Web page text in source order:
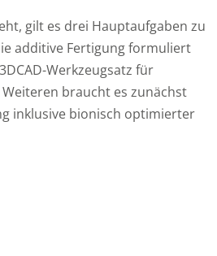
gilt es drei Hauptaufgaben zu
additive Fertigung formuliert
Werkzeugsatz für
braucht es zunächst
inklusive bionisch optimierter